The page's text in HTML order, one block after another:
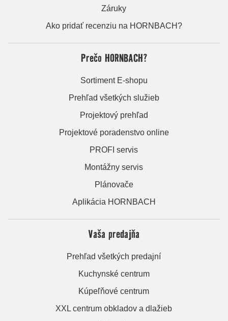
Záruky
Ako pridať recenziu na HORNBACH?
Prečo HORNBACH?
Sortiment E-shopu
Prehľad všetkých služieb
Projektový prehľad
Projektové poradenstvo online
PROFI servis
Montážny servis
Plánovače
Aplikácia HORNBACH
Vaša predajňa
Prehľad všetkých predajní
Kuchynské centrum
Kúpeľňové centrum
XXL centrum obkladov a dlažieb